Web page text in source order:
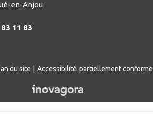
en-Anjou
11 83
du site Accessibilité: partiellement conforme